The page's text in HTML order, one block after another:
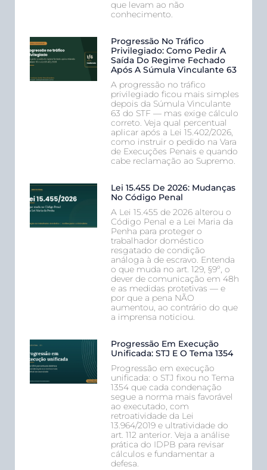
que levam ao não
conhecimento.
Progressão No Tráfico
Privilegiado: Como Pedir A
Saída Do Regime Fechado
Após A Súmula Vinculante 63
A progressão no tráfico
privilegiado ficou mais simples
depois da Súmula Vinculante
63 do STF — mas exige cálculo
correto. Veja qual percentual
aplicar após a Lei 15.402/2026,
como instruir o pedido na Vara
de Execuções Penais e quando
cabe reclamação ao Supremo.
Lei 15.455 De 2026: Mudanças
No Código Penal
A Lei 15.455 de 2026 alterou o
Código Penal e a Lei Maria da
Penha para proteger o
trabalhador doméstico
resgatado de condição
análoga à de escravo. Entenda
o que muda no art. 129, §9º, o
dever de comunicação em 48h
e as medidas protetivas — e
por que a pena NÃO
aumentou, ao contrário do que
a imprensa noticiou.
Progressão Em Execução
Unificada: STJ E O Tema 1354
Progressão em execução
unificada: o STJ fixou no Tema
1354 que cada condenação
segue a norma mais favorável
ao executado, com
retroatividade da Lei
13.964/2019 e ultratividade do
art. 112 anterior. Veja a análise
prática do IDPB para revisar
cálculos e fundamentar a
defesa.